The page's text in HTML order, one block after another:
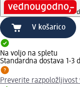
V košarico
Na voljo na spletu
Standardna dostava 1-3
Preverite razpoložljivost